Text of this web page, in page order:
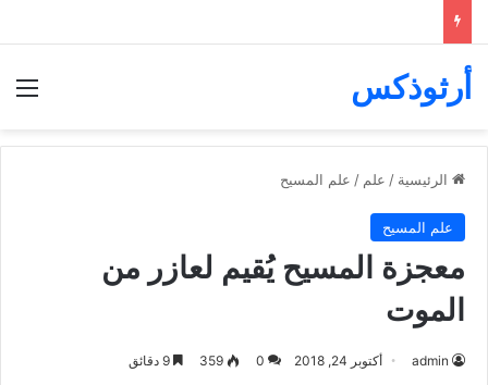
أرثوذكس
الرئيسية / علم / علم المسيح
علم المسيح
معجزة المسيح يُقيم لعازر من
الموت
admin أكتوبر 24, 2018 0
359